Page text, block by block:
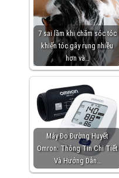
7 sai lầm khi chăm sóc tóc
khiến tóc gãy rụng nhiều
hơn và…
Máy Đo Đường Huyết
Omron: Thông Tin Chi Tiết
Và Hướng Dẫn…